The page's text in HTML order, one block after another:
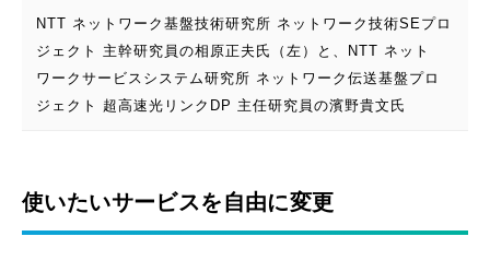
NTT ネットワーク基盤技術研究所 ネットワーク技術SEプロ
ジェクト 主幹研究員の相原正夫氏（左）と、NTT ネット
ワークサービスシステム研究所 ネットワーク伝送基盤プロ
ジェクト 超高速光リンクDP 主任研究員の濱野貴文氏
使いたいサービスを自由に変更